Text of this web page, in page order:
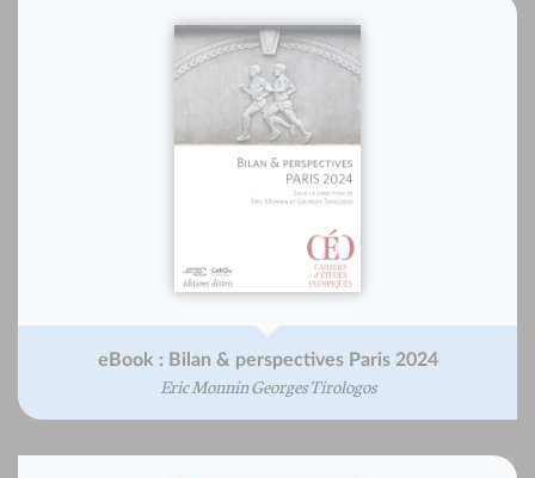
eBook : Bilan & perspectives Paris 2024
Eric Monnin Georges Tirologos